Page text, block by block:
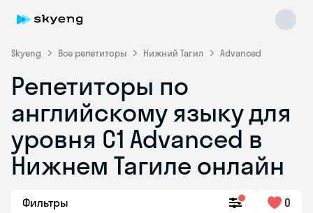
Skyeng Все репетиторы Нижний Тагил Advanced
Репетиторы по
английскому языку для
уровня C1 Advanced в
Нижнем Тагиле онлайн
Фильтры 0